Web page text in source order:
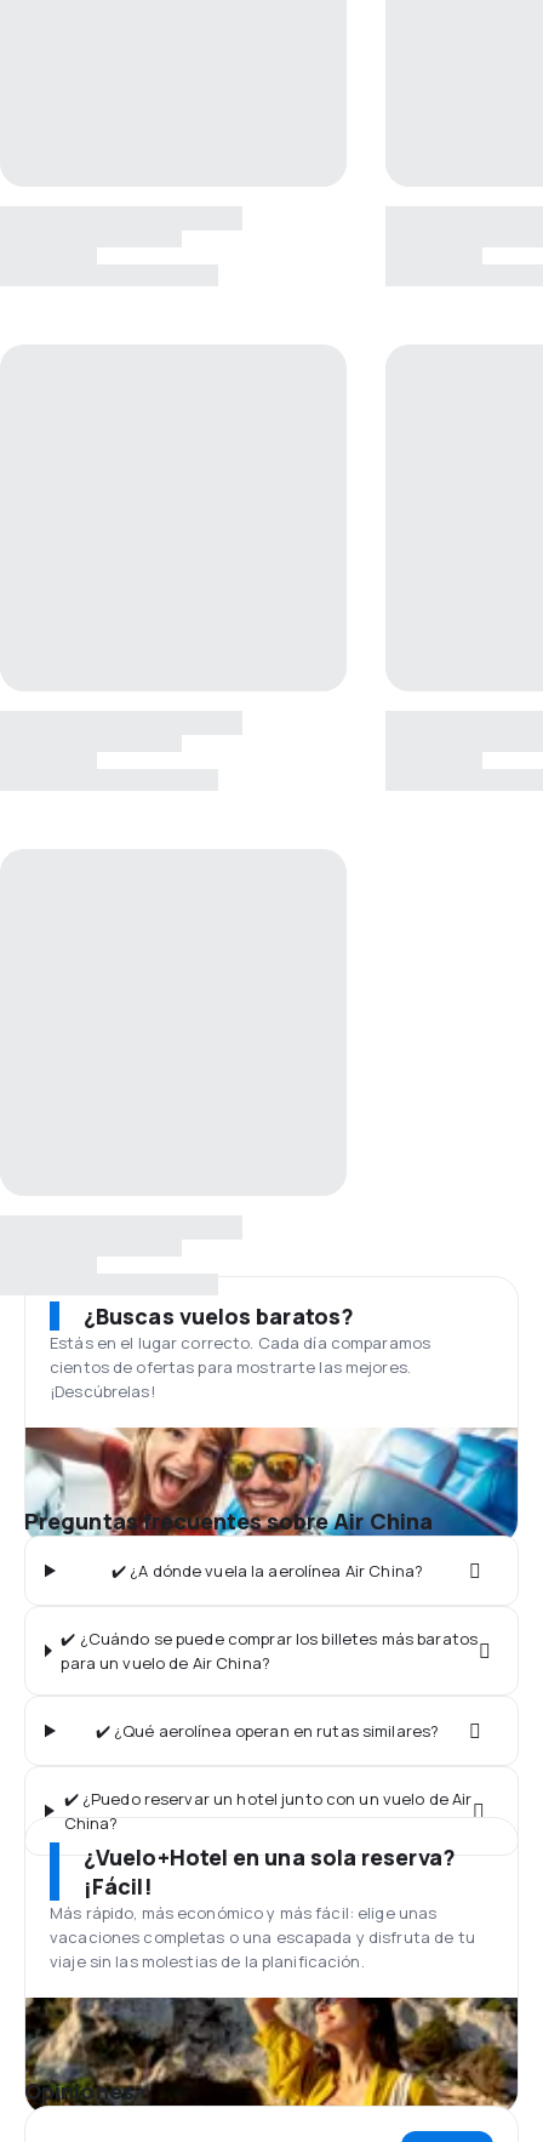
¿Buscas vuelos baratos?
Estás en el lugar correcto. Cada día comparamos
cientos de ofertas para mostrarte las mejores.
¡Descúbrelas!
Preguntas frecuentes sobre Air China
✔️ ¿A dónde vuela la aerolínea Air China?
✔️ ¿Cuándo se puede comprar los billetes más baratos
para un vuelo de Air China?
✔️ ¿Qué aerolínea operan en rutas similares?
✔️ ¿Puedo reservar un hotel junto con un vuelo de Air
China?
¿Vuelo+Hotel en una sola reserva?
¡Fácil!
Más rápido, más económico y más fácil: elige unas
vacaciones completas o una escapada y disfruta de tu
viaje sin las molestias de la planificación.
Opiniones